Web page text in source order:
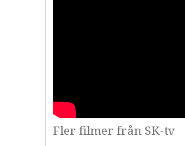
Fler filmer från SK-tv